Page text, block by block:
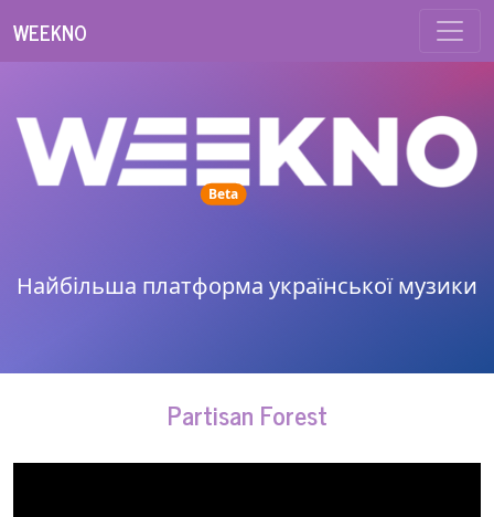
WEEKNO
Betaunread messages
Найбільша платформа української музики
Partisan Forest